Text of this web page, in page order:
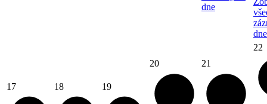
dne
dne
17 18 19
20 21
22